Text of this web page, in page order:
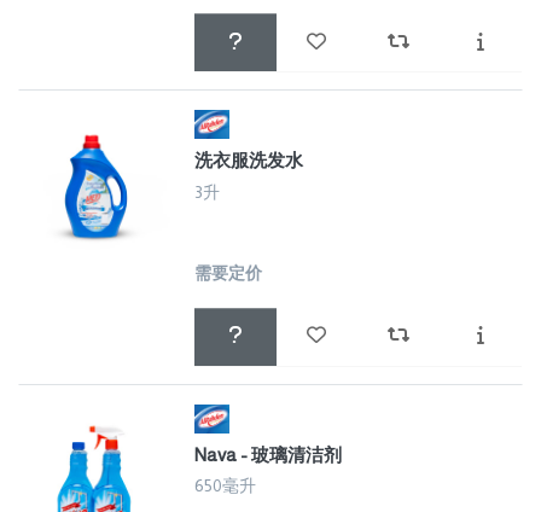
洗衣服洗发水
3升
需要定价
Nava - 玻璃清洁剂
650毫升